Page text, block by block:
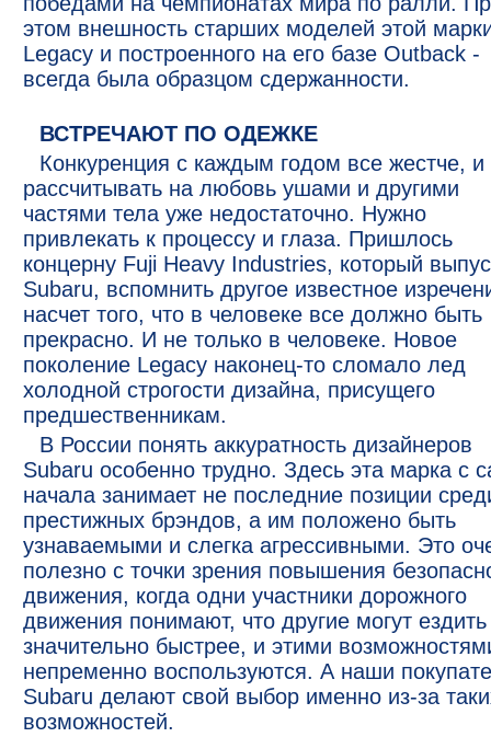
этом внешность старших моделей этой
Legacy и построенного на его базе Outback -
всегда была образцом сдержанности.
ВСТРЕЧАЮТ ПО ОДЕЖКЕ
Конкуренция с каждым годом все жестче, и
рассчитывать на любовь ушами и другими
частями тела уже недостаточно. Нужно
привлекать к процессу и глаза. Пришлось
концерну Fuji Heavy Industries, который
Subaru, вспомнить другое известное
насчет того, что в человеке все должно быть
прекрасно. И не только в человеке. Новое
поколение Legacy наконец-то сломало лед
холодной строгости дизайна, присущего
предшественникам.
В России понять аккуратность дизайнеров
Subaru особенно трудно. Здесь эта марка с
начала занимает не последние позиции
престижных брэндов, а им положено быть
узнаваемыми и слегка агрессивными. Это
полезно с точки зрения повышения
движения, когда одни участники дорожного
движения понимают, что другие могут ездить
значительно быстрее, и этими
непременно воспользуются. А наши
Subaru делают свой выбор именно из-за
возможностей.